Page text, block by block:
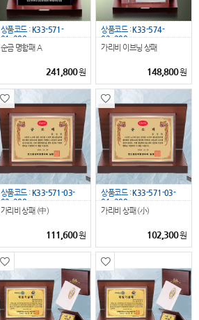
상품코드 :K33-571-
01_288
순금 명함패 A
241,800원
상품코드 :K33-574-
02_288
가리비 이브닝 상패
148,800원
상품코드 : K33-571-03-
02_288
가리비 상패 (中)
111,600원
상품코드 : K33-571-03-
01_288
가리비 상패 (小)
102,300원